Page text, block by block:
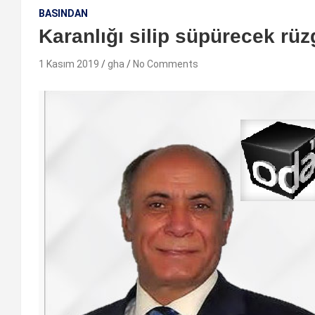
BASINDAN
Karanlığı silip süpürecek
1 Kasım 2019 gha No Comments